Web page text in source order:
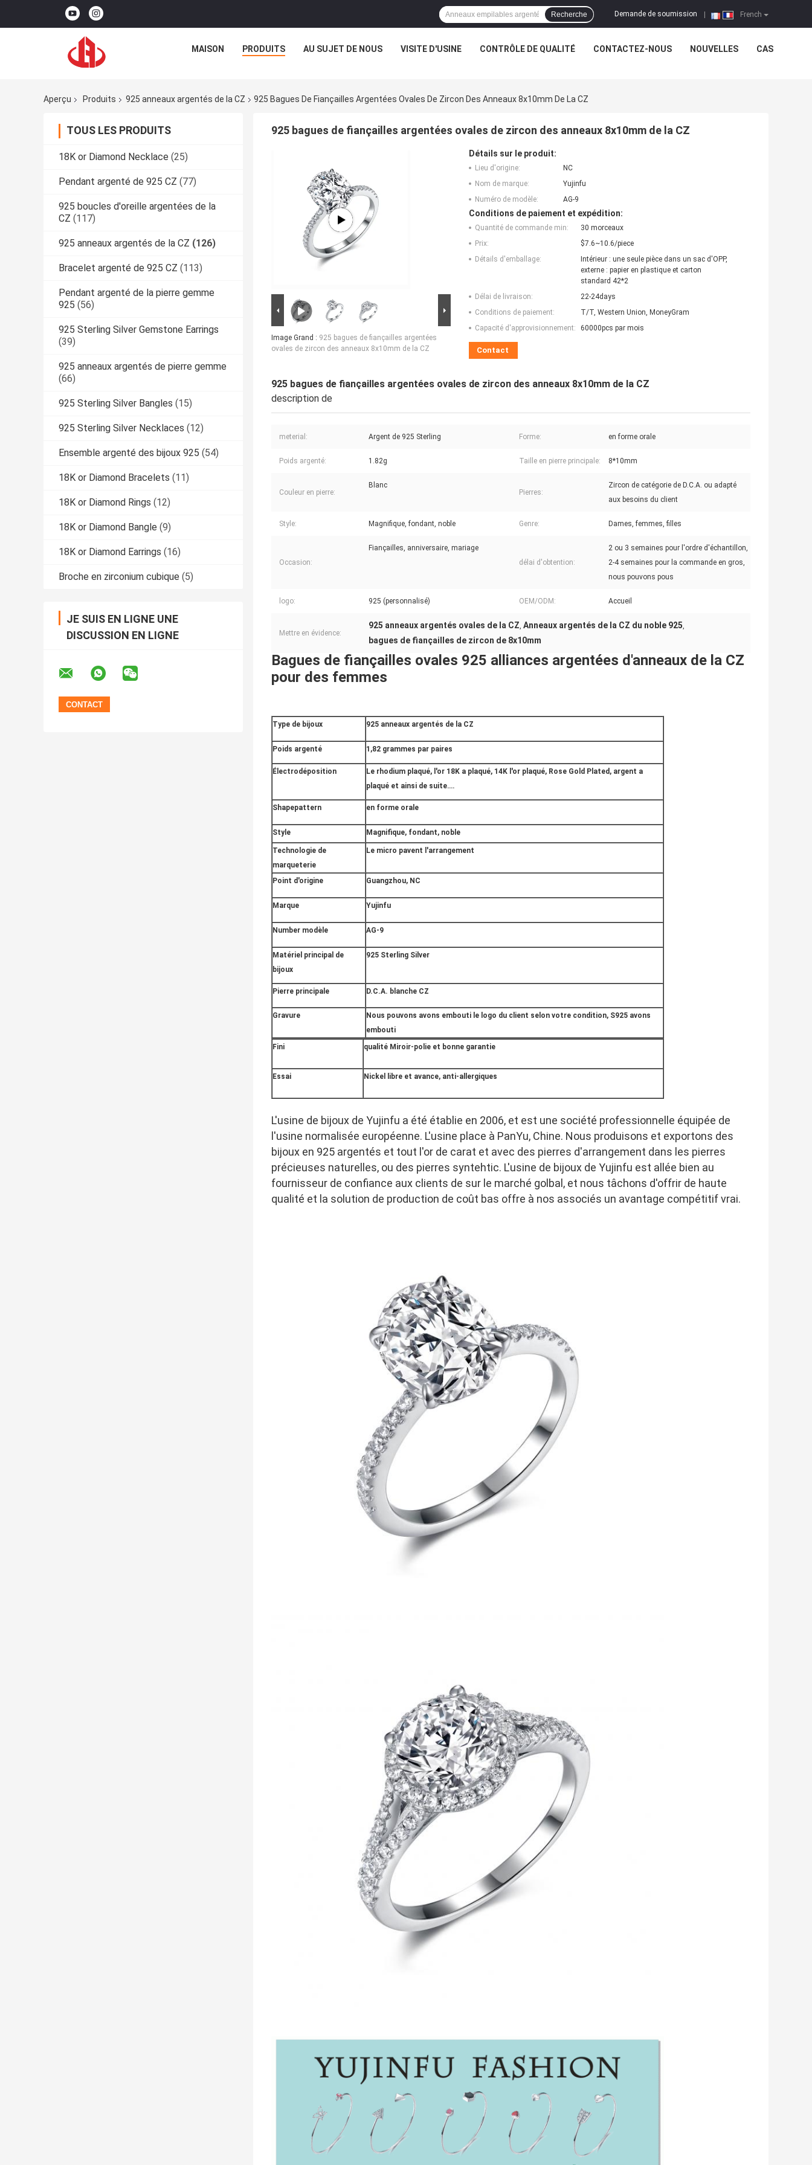
French
Demande de soumission
Recherche
MAISON PRODUITS AU SUJET DE NOUS VISITE D'USINE CONTRÔLE DE QUALITÉ CONTACTEZ-NOUS NOUVELLES CAS
Aperçu Produits 925 anneaux argentés de la CZ 925 Bagues De Fiançailles Argentées Ovales De Zircon Des Anneaux 8x10mm De La CZ
TOUS LES PRODUITS
18K or Diamond Necklace (25)
Pendant argenté de 925 CZ (77)
925 boucles d'oreille argentées de la
CZ (117)
925 anneaux argentés de la CZ (126)
Bracelet argenté de 925 CZ (113)
Pendant argenté de la pierre gemme
925 (56)
925 Sterling Silver Gemstone Earrings
(39)
925 anneaux argentés de pierre gemme
(66)
925 Sterling Silver Bangles (15)
925 Sterling Silver Necklaces (12)
Ensemble argenté des bijoux 925 (54)
18K or Diamond Bracelets (11)
18K or Diamond Rings (12)
18K or Diamond Bangle (9)
18K or Diamond Earrings (16)
Broche en zirconium cubique (5)
JE SUIS EN LIGNE UNE
DISCUSSION EN LIGNE
925 bagues de fiançailles argentées ovales de zircon des anneaux 8x10mm de la CZ
Image Grand : 925 bagues de fiançailles argentées
ovales de zircon des anneaux 8x10mm de la CZ
Détails sur le produit:
Lieu d'origine:
NC
Nom de marque:
Yujinfu
Numéro de modèle:
AG-9
Conditions de paiement et expédition:
Quantité de commande min:
30 morceaux
Prix:
$7.6~10.6/piece
Détails d'emballage:
Intérieur : une seule pièce dans un sac d'OPP,
externe : papier en plastique et carton
standard 42*2
Délai de livraison:
22-24days
Conditions de paiement:
T/T, Western Union, MoneyGram
Capacité d'approvisionnement:
60000pcs par mois
Contact
925 bagues de fiançailles argentées ovales de zircon des anneaux 8x10mm de la CZ
description de
meterial: Argent de 925 Sterling Forme: en forme orale
Poids argenté: 1.82g Taille en pierre principale: 8*10mm
Couleur en pierre:
Blanc
Pierres:
Zircon de catégorie de D.C.A. ou adapté
aux besoins du client
Style: Magnifique, fondant, noble Genre: Dames, femmes, filles
Occasion:
Fiançailles, anniversaire, mariage
délai d'obtention:
2 ou 3 semaines pour l'ordre d'échantillon,
2-4 semaines pour la commande en gros,
nous pouvons pous
logo: 925 (personnalisé) OEM/ODM: Accueil
Mettre en évidence:
925 anneaux argentés ovales de la CZ, Anneaux argentés de la CZ du noble 925,
bagues de fiançailles de zircon de 8x10mm
Bagues de fiançailles ovales 925 alliances argentées d'anneaux de la CZ
pour des femmes
Type de bijoux 925 anneaux argentés de la CZ
Poids argenté 1,82 grammes par paires
Électrodéposition
Le rhodium plaqué, l'or 18K a plaqué, 14K l'or plaqué, Rose Gold Plated, argent a
plaqué et ainsi de suite….
Shapepattern en forme orale
Style Magnifique, fondant, noble
Technologie de
marqueterie
Le micro pavent l'arrangement
Point d'origine Guangzhou, NC
Marque Yujinfu
Number modèle AG-9
Matériel principal de
bijoux
925 Sterling Silver
Pierre principale D.C.A. blanche CZ
Gravure
Nous pouvons avons embouti le logo du client selon votre condition, S925 avons
embouti
Fini
qualité Miroir-polie et bonne garantie
Essai Nickel libre et avance, anti-allergiques
L'usine de bijoux de Yujinfu a été établie en 2006, et est une société professionnelle équipée de
l'usine normalisée européenne. L'usine place à PanYu, Chine. Nous produisons et exportons des
bijoux en 925 argentés et tout l'or de carat et avec des pierres d'arrangement dans les pierres
précieuses naturelles, ou des pierres syntehtic. L'usine de bijoux de Yujinfu est allée bien au
fournisseur de confiance aux clients de sur le marché golbal, et nous tâchons d'offrir de haute
qualité et la solution de production de coût bas offre à nos associés un avantage compétitif vrai.